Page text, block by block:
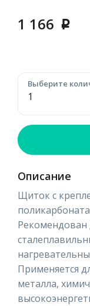
1 166 p
Выберите
Описание
Щиток с
Рекомендован
Применяется
металла,